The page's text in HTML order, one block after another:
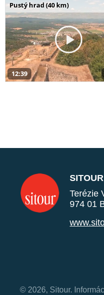
Pustý hrad (40 km)
12:39
Terézie
974 01
© 2026, Sitour.